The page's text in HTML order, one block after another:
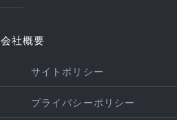
会社概要
サイトポリシー
プライバシーポリシー